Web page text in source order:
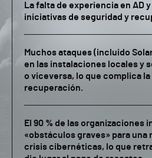
La falta de experiencia en AD
iniciativas de seguridad y
Muchos ataques (incluido
en las instalaciones locales y
o viceversa, lo que complica
recuperación.
El 90 % de las organizaciones
«obstáculos graves» para una
crisis cibernéticas, lo que